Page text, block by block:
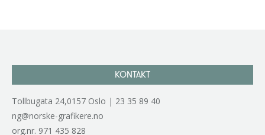
KONTAKT
Tollbugata 24,0157 Oslo | 23 35 89 40
ng@norske-grafikere.no
org.nr. 971 435 828